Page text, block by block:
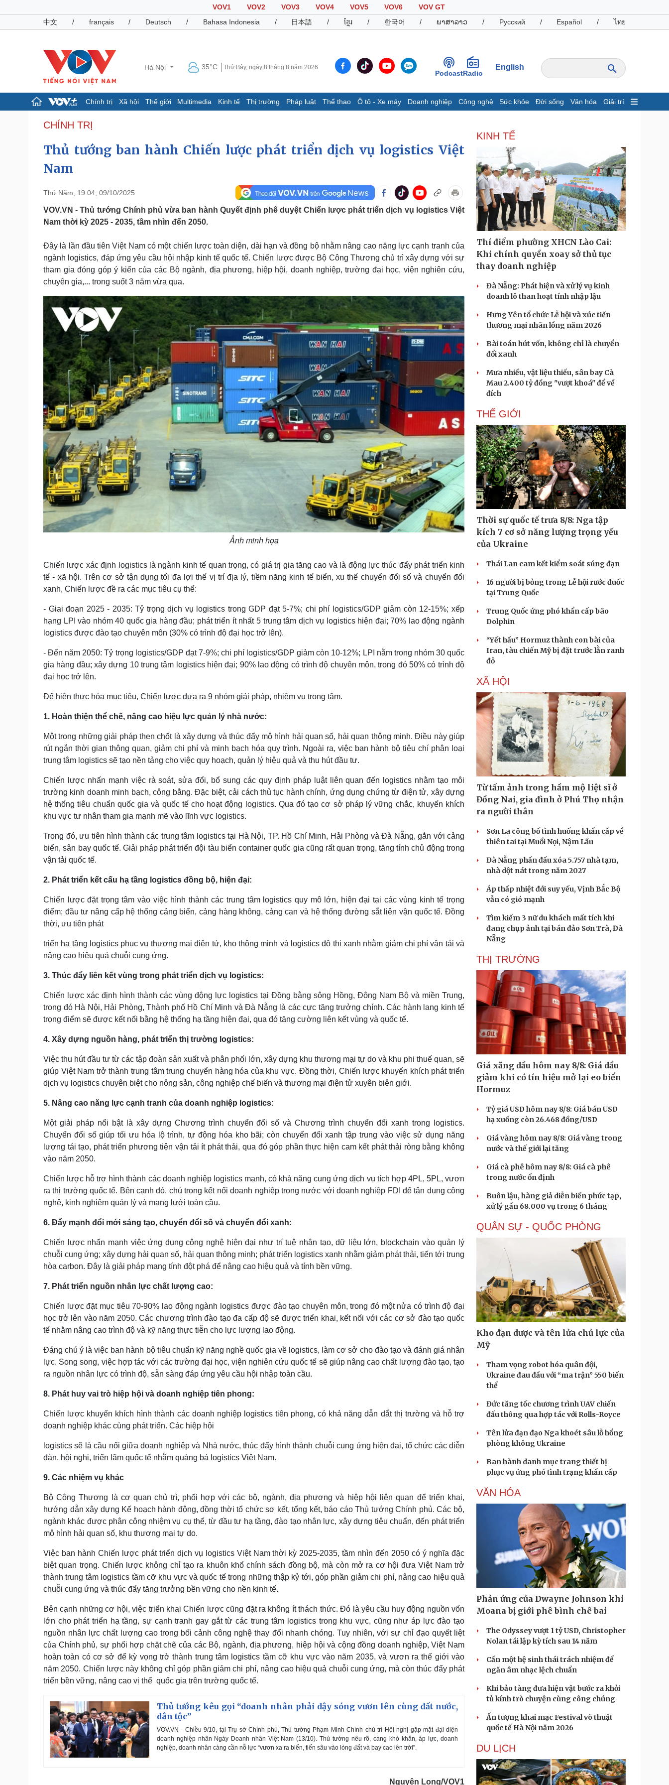
VOV1 VOV2 VOV3 VOV4 VOV5 VOV6
VOV GT
中文
/ français / Deutsch / Bahasa Indonesia / 日本語 / ខ្មែរ / 한국어 / ພາສາລາວ / Русский / Español / ไทย
Hà Nội 35°C Thứ Bảy, ngày 8 tháng 8 năm 2026
PodcastRadio
English
Chính trị Xã hội Thế giới Multimedia Kinh tế Thị trường Pháp luật Thể thao Ô tô - Xe máy Doanh nghiệp Công nghệ Sức khỏe Đời sống Văn hóa Giải trí
Chính trị
Tổ chức nhân sự
Quốc hội
Nhận diện sự thật
Dự báo thời tiết
Giáo dục
Cuộc sống đó đây
Hồ sơ
Ảnh
E-Magazine
Bất động sản
Khởi nghiệp
Chứng khoán
Giá cà phê
Pháp luật
Vụ án
Quân sự - Quốc phòng
Vũ khí
Thể thao
eSports
Hậu trường
Ô tô - Xe máy
Doanh nghiệp
Thông tin doanh nghiệp
Doanh nghiệp 24h
Doanh nhân
Vì cộng đồng
Công nghệ
Sành điệu
Tin Công nghệ
Trải nghiệm
Chuyển đổi số
Sức khỏe
Cây thuốc
Sản phụ khoa
Nhi khoa
Nam khoa
Làm đẹp - giảm cân
Phòng mạch online
Ăn sạch sống khỏe
Đời sống
Blog
Tình yêu - Gia đình
Văn học
Âm nhạc
Di sản
Thời trang
Sao Việt
Săn Tour
check-in
Câu chuyện thời sự
Đọc truyện đêm khuya
Cửa sổ tình yêu
Kể chuyện cho bé
Cải chính
CHÍNH TRỊ
Thủ tướng ban hành Chiến lược phát triển dịch vụ logistics Việt
Nam
Thứ Năm, 19:04, 09/10/2025
VOV.VN - Thủ tướng Chính phủ vừa ban hành Quyết định phê duyệt Chiến lược phát triển dịch vụ logistics Việt
Nam thời kỳ 2025 - 2035, tầm nhìn đến 2050.
Đây là lần đầu tiên Việt Nam có một chiến lược toàn diện, dài hạn và đồng bộ nhằm nâng cao năng lực cạnh tranh của
ngành logistics, đáp ứng yêu cầu hội nhập kinh tế quốc tế. Chiến lược được Bộ Công Thương chủ trì xây dựng với sự
tham gia đóng góp ý kiến của các Bộ ngành, địa phương, hiệp hội, doanh nghiệp, trường đại học, viện nghiên cứu,
chuyên gia,... trong suốt 3 năm vừa qua.
Ảnh minh họa
Chiến lược xác định logistics là ngành kinh tế quan trọng, có giá trị gia tăng cao và là động lực thúc đẩy phát triển kinh
tế - xã hội. Trên cơ sở tận dụng tối đa lợi thế vị trí địa lý, tiềm năng kinh tế biển, xu thế chuyển đổi số và chuyển đổi
xanh, Chiến lược đề ra các mục tiêu cụ thể:
- Giai đoạn 2025 - 2035: Tỷ trọng dịch vụ logistics trong GDP đạt 5-7%; chi phí logistics/GDP giảm còn 12-15%; xếp
hạng LPI vào nhóm 40 quốc gia hàng đầu; phát triển ít nhất 5 trung tâm dịch vụ logistics hiện đại; 70% lao động ngành
logistics được đào tạo chuyên môn (30% có trình độ đại học trở lên).
- Đến năm 2050: Tỷ trọng logistics/GDP đạt 7-9%; chi phí logistics/GDP giảm còn 10-12%; LPI nằm trong nhóm 30 quốc
gia hàng đầu; xây dựng 10 trung tâm logistics hiện đại; 90% lao động có trình độ chuyên môn, trong đó 50% có trình độ
đại học trở lên.
Để hiện thực hóa mục tiêu, Chiến lược đưa ra 9 nhóm giải pháp, nhiệm vụ trọng tâm.
1. Hoàn thiện thể chế, nâng cao hiệu lực quản lý nhà nước:
Một trong những giải pháp then chốt là xây dựng và thúc đẩy mô hình hải quan số, hải quan thông minh. Điều này giúp
rút ngắn thời gian thông quan, giảm chi phí và minh bạch hóa quy trình. Ngoài ra, việc ban hành bộ tiêu chí phân loại
trung tâm logistics sẽ tạo nền tảng cho việc quy hoạch, quản lý hiệu quả và thu hút đầu tư.
Chiến lược nhấn mạnh việc rà soát, sửa đổi, bổ sung các quy định pháp luật liên quan đến logistics nhằm tạo môi
trường kinh doanh minh bạch, công bằng. Đặc biệt, cải cách thủ tục hành chính, ứng dụng chứng từ điện tử, xây dựng
hệ thống tiêu chuẩn quốc gia và quốc tế cho hoạt động logistics. Qua đó tạo cơ sở pháp lý vững chắc, khuyến khích
khu vực tư nhân tham gia mạnh mẽ vào lĩnh vực logistics.
Trong đó, ưu tiên hình thành các trung tâm logistics tại Hà Nội, TP. Hồ Chí Minh, Hải Phòng và Đà Nẵng, gắn với cảng
biển, sân bay quốc tế. Giải pháp phát triển đội tàu biển container quốc gia cũng rất quan trọng, tăng tính chủ động trong
vận tải quốc tế.
2. Phát triển kết cấu hạ tầng logistics đồng bộ, hiện đại:
Chiến lược đặt trọng tâm vào việc hình thành các trung tâm logistics quy mô lớn, hiện đại tại các vùng kinh tế trọng
điểm; đầu tư nâng cấp hệ thống cảng biển, cảng hàng không, cảng cạn và hệ thống đường sắt liên vận quốc tế. Đồng
thời, ưu tiên phát
triển hạ tầng logistics phục vụ thương mại điện tử, kho thông minh và logistics đô thị xanh nhằm giảm chi phí vận tải và
nâng cao hiệu quả chuỗi cung ứng.
3. Thúc đẩy liên kết vùng trong phát triển dịch vụ logistics:
Chiến lược xác định hình thành các vùng động lực logistics tại Đồng bằng sông Hồng, Đông Nam Bộ và miền Trung,
trong đó Hà Nội, Hải Phòng, Thành phố Hồ Chí Minh và Đà Nẵng là các cực tăng trưởng chính. Các hành lang kinh tế
trọng điểm sẽ được kết nối bằng hệ thống hạ tầng hiện đại, qua đó tăng cường liên kết vùng và quốc tế.
4. Xây dựng nguồn hàng, phát triển thị trường logistics:
Việc thu hút đầu tư từ các tập đoàn sản xuất và phân phối lớn, xây dựng khu thương mại tự do và khu phi thuế quan, sẽ
giúp Việt Nam trở thành trung tâm trung chuyển hàng hóa của khu vực. Đồng thời, Chiến lược khuyến khích phát triển
dịch vụ logistics chuyên biệt cho nông sản, công nghiệp chế biến và thương mại điện tử xuyên biên giới.
5. Nâng cao năng lực cạnh tranh của doanh nghiệp logistics:
Một giải pháp nổi bật là xây dựng Chương trình chuyển đổi số và Chương trình chuyển đổi xanh trong logistics.
Chuyển đổi số giúp tối ưu hóa lộ trình, tự động hóa kho bãi; còn chuyển đổi xanh tập trung vào việc sử dụng năng
lượng tái tạo, phát triển phương tiện vận tải ít phát thải, qua đó góp phần thực hiện cam kết phát thải ròng bằng không
vào năm 2050.
Chiến lược hỗ trợ hình thành các doanh nghiệp logistics mạnh, có khả năng cung ứng dịch vụ tích hợp 4PL, 5PL, vươn
ra thị trường quốc tế. Bên cạnh đó, chú trọng kết nối doanh nghiệp trong nước với doanh nghiệp FDI để tận dụng công
nghệ, kinh nghiệm quản lý và mạng lưới toàn cầu.
6. Đẩy mạnh đổi mới sáng tạo, chuyển đổi số và chuyển đổi xanh:
Chiến lược nhấn mạnh việc ứng dụng công nghệ hiện đại như trí tuệ nhân tạo, dữ liệu lớn, blockchain vào quản lý
chuỗi cung ứng; xây dựng hải quan số, hải quan thông minh; phát triển logistics xanh nhằm giảm phát thải, tiến tới trung
hòa carbon. Đây là giải pháp mang tính đột phá để nâng cao hiệu quả và tính bền vững.
7. Phát triển nguồn nhân lực chất lượng cao:
Chiến lược đặt mục tiêu 70-90% lao động ngành logistics được đào tạo chuyên môn, trong đó một nửa có trình độ đại
học trở lên vào năm 2050. Các chương trình đào tạo đa cấp độ sẽ được triển khai, kết nối với các cơ sở đào tạo quốc
tế nhằm nâng cao trình độ và kỹ năng thực tiễn cho lực lượng lao động.
Đáng chú ý là việc ban hành bộ tiêu chuẩn kỹ năng nghề quốc gia về logistics, làm cơ sở cho đào tạo và đánh giá nhân
lực. Song song, việc hợp tác với các trường đại học, viện nghiên cứu quốc tế sẽ giúp nâng cao chất lượng đào tạo, tạo
ra nguồn nhân lực có trình độ, sẵn sàng đáp ứng yêu cầu hội nhập toàn cầu.
8. Phát huy vai trò hiệp hội và doanh nghiệp tiên phong:
Chiến lược khuyến khích hình thành các doanh nghiệp logistics tiên phong, có khả năng dẫn dắt thị trường và hỗ trợ
doanh nghiệp khác cùng phát triển. Các hiệp hội
logistics sẽ là cầu nối giữa doanh nghiệp và Nhà nước, thúc đẩy hình thành chuỗi cung ứng hiện đại, tổ chức các diễn
đàn, hội nghị, triển lãm quốc tế nhằm quảng bá logistics Việt Nam.
9. Các nhiệm vụ khác
Bộ Công Thương là cơ quan chủ trì, phối hợp với các bộ, ngành, địa phương và hiệp hội liên quan để triển khai,
hướng dẫn xây dựng Kế hoạch hành động, đồng thời tổ chức sơ kết, tổng kết, báo cáo Thủ tướng Chính phủ. Các bộ,
ngành khác được phân công nhiệm vụ cụ thể, từ đầu tư hạ tầng, đào tạo nhân lực, xây dựng tiêu chuẩn, đến phát triển
mô hình hải quan số, khu thương mại tự do.
Việc ban hành Chiến lược phát triển dịch vụ logistics Việt Nam thời kỳ 2025-2035, tầm nhìn đến 2050 có ý nghĩa đặc
biệt quan trọng. Chiến lược không chỉ tạo ra khuôn khổ chính sách đồng bộ, mà còn mở ra cơ hội đưa Việt Nam trở
thành trung tâm logistics tầm cỡ khu vực và quốc tế trong những thập kỷ tới, góp phần giảm chi phí, nâng cao hiệu quả
chuỗi cung ứng và thúc đẩy tăng trưởng bền vững cho nền kinh tế.
Bên cạnh những cơ hội, việc triển khai Chiến lược cũng đặt ra không ít thách thức. Đó là yêu cầu huy động nguồn vốn
lớn cho phát triển hạ tầng, sự cạnh tranh gay gắt từ các trung tâm logistics trong khu vực, cũng như áp lực đào tạo
nguồn nhân lực chất lượng cao trong bối cảnh công nghệ thay đổi nhanh chóng. Tuy nhiên, với sự chỉ đạo quyết liệt
của Chính phủ, sự phối hợp chặt chẽ của các Bộ, ngành, địa phương, hiệp hội và cộng đồng doanh nghiệp, Việt Nam
hoàn toàn có cơ sở để kỳ vọng trở thành trung tâm logistics tầm cỡ khu vực vào năm 2035, và vươn ra thế giới vào
năm 2050. Chiến lược này không chỉ góp phần giảm chi phí, nâng cao hiệu quả chuỗi cung ứng, mà còn thúc đẩy phát
triển bền vững, nâng cao vị thế quốc gia trên trường quốc tế.
Thủ tướng kêu gọi “doanh nhân phải dậy sóng vươn lên cùng đất nước,
dân tộc”
VOV.VN - Chiều 9/10, tại Trụ sở Chính phủ, Thủ tướng Phạm Minh Chính chủ trì Hội nghị gặp mặt đại diện
doanh nghiệp nhân Ngày Doanh nhân Việt Nam (13/10). Thủ tướng nêu rõ, càng khó khăn, áp lực, doanh
nghiệp, doanh nhân càng cần nỗ lực “vươn xa ra biển, tiến sâu vào lòng đất và bay cao lên trời”.
Nguyên Long/VOV1
KINH TẾ
Thí điểm phường XHCN Lào Cai:
Khi chính quyền xoay sở thủ tục
thay doanh nghiệp
Đà Nẵng: Phát hiện và xử lý vụ kinh
doanh lô than hoạt tính nhập lậu
Hưng Yên tổ chức Lễ hội và xúc tiến
thương mại nhãn lồng năm 2026
Bài toán hút vốn, không chỉ là chuyển
đổi xanh
Mưa nhiều, vật liệu thiếu, sân bay Cà
Mau 2.400 tỷ đồng "vượt khoá" để về
đích
THẾ GIỚI
Thời sự quốc tế trưa 8/8: Nga tập
kích 7 cơ sở năng lượng trọng yếu
của Ukraine
Thái Lan cam kết kiểm soát súng đạn
16 người bị bỏng trong Lễ hội rước đuốc
tại Trung Quốc
Trung Quốc ứng phó khẩn cấp bão
Dolphin
“Yết hầu” Hormuz thành con bài của
Iran, tàu chiến Mỹ bị đặt trước lằn ranh
đỏ
XÃ HỘI
Từ tấm ảnh trong hầm mộ liệt sĩ ở
Đồng Nai, gia đình ở Phú Thọ nhận
ra người thân
Sơn La công bố tình huống khẩn cấp về
thiên tai tại Muổi Nọi, Nậm Lầu
Đà Nẵng phấn đấu xóa 5.757 nhà tạm,
nhà dột nát trong năm 2027
Áp thấp nhiệt đới suy yếu, Vịnh Bắc Bộ
vẫn có gió mạnh
Tìm kiếm 3 nữ du khách mất tích khi
đang chụp ảnh tại bán đảo Sơn Trà, Đà
Nẵng
THỊ TRƯỜNG
Giá xăng dầu hôm nay 8/8: Giá dầu
giảm khi có tín hiệu mở lại eo biển
Hormuz
Tỷ giá USD hôm nay 8/8: Giá bán USD
hạ xuống còn 26.468 đồng/USD
Giá vàng hôm nay 8/8: Giá vàng trong
nước và thế giới lại tăng
Giá cà phê hôm nay 8/8: Giá cà phê
trong nước ổn định
Buôn lậu, hàng giả diễn biến phức tạp,
xử lý gần 68.000 vụ trong 6 tháng
QUÂN SỰ - QUỐC PHÒNG
Kho đạn dược và tên lửa chủ lực của
Mỹ
Tham vọng robot hóa quân đội,
Ukraine đau đầu với “ma trận” 550 biến
thể
Đức tăng tốc chương trình UAV chiến
đấu thông qua hợp tác với Rolls-Royce
Tên lửa đạn đạo Nga khoét sâu lỗ hổng
phòng không Ukraine
Ban hành danh mục trang thiết bị
phục vụ ứng phó tình trạng khẩn cấp
VĂN HÓA
Phản ứng của Dwayne Johnson khi
Moana bị giới phê bình chê bai
The Odyssey vượt 1 tỷ USD, Christopher
Nolan tái lập kỳ tích sau 14 năm
Cần một hệ sinh thái trách nhiệm để
ngăn âm nhạc lệch chuẩn
Khi bảo tàng đưa hiện vật bước ra khỏi
tủ kính trò chuyện cùng công chúng
Ấn tượng khai mạc Festival võ thuật
quốc tế Hà Nội năm 2026
DU LỊCH